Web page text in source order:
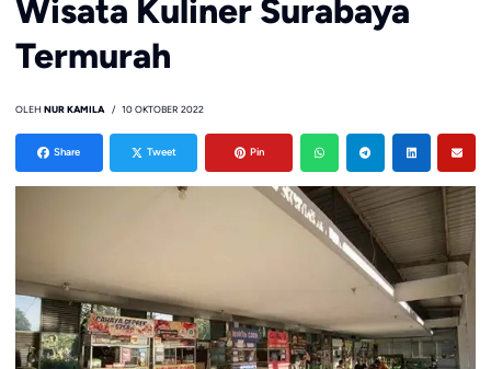
Wisata Kuliner Surabaya
Termurah
OLEH NUR KAMILA 10 OKTOBER 2022
Share Tweet Pin